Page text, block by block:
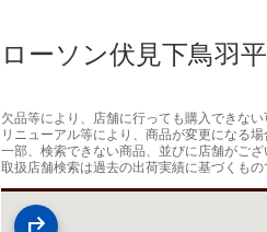
ローソン伏見下鳥羽
欠品等により、店舗に行っても購入できな
リニューアル等により、商品が変更になる
一部、検索できない商品、並びに店舗がござ
取扱店舗検索は過去の出荷実績に基づくも